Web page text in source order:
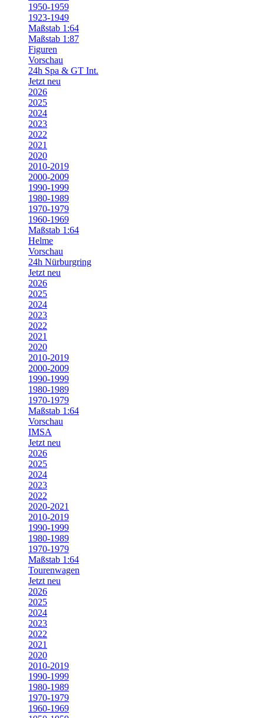
1950-1959
1923-1949
Maßstab 1:64
Maßstab 1:87
Figuren
Vorschau
24h Spa & GT Int.
Jetzt neu
2026
2025
2024
2023
2022
2021
2020
2010-2019
2000-2009
1990-1999
1980-1989
1970-1979
1960-1969
Maßstab 1:64
Helme
Vorschau
24h Nürburgring
Jetzt neu
2026
2025
2024
2023
2022
2021
2020
2010-2019
2000-2009
1990-1999
1980-1989
1970-1979
Maßstab 1:64
Vorschau
IMSA
Jetzt neu
2026
2025
2024
2023
2022
2020-2021
2010-2019
1990-1999
1980-1989
1970-1979
Maßstab 1:64
Tourenwagen
Jetzt neu
2026
2025
2024
2023
2022
2021
2020
2010-2019
1990-1999
1980-1989
1970-1979
1960-1969